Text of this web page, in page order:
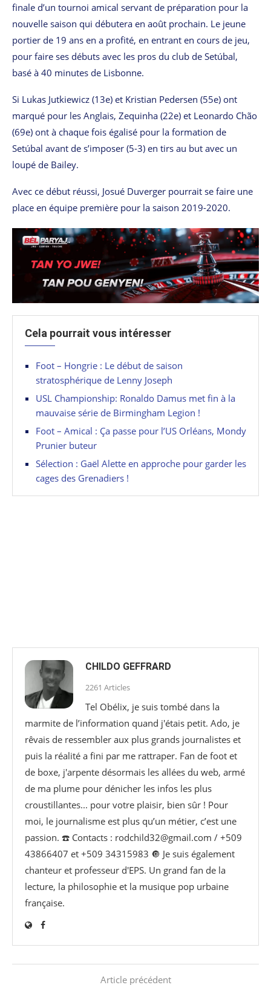
finale d’un tournoi amical servant de préparation pour la
nouvelle saison qui débutera en août prochain. Le jeune
portier de 19 ans en a profité, en entrant en cours de jeu,
pour faire ses débuts avec les pros du club de Setúbal,
basé à 40 minutes de Lisbonne.
Si Lukas Jutkiewicz (13e) et Kristian Pedersen (55e) ont
marqué pour les Anglais, Zequinha (22e) et Leonardo Chão
(69e) ont à chaque fois égalisé pour la formation de
Setúbal avant de s’imposer (5-3) en tirs au but avec un
loupé de Bailey.
Avec ce début réussi, Josué Duverger pourrait se faire une
place en équipe première pour la saison 2019-2020.
Cela pourrait vous intéresser
Foot – Hongrie : Le début de saison
stratosphérique de Lenny Joseph
USL Championship: Ronaldo Damus met fin à la
mauvaise série de Birmingham Legion !
Foot – Amical : Ça passe pour l’US Orléans, Mondy
Prunier buteur
Sélection : Gaël Alette en approche pour garder les
cages des Grenadiers !
CHILDO GEFFRARD
2261 Articles
Tel Obélix, je suis tombé dans la
marmite de l’information quand j'étais petit. Ado, je
rêvais de ressembler aux plus grands journalistes et
puis la réalité a fini par me rattraper. Fan de foot et
de boxe, j'arpente désormais les allées du web, armé
de ma plume pour dénicher les infos les plus
croustillantes... pour votre plaisir, bien sûr ! Pour
moi, le journalisme est plus qu’un métier, c’est une
passion. ☎️ Contacts : rodchild32@gmail.com / +509
43866407 et +509 34315983 🔘 Je suis également
chanteur et professeur d'EPS. Un grand fan de la
lecture, la philosophie et la musique pop urbaine
française.
Article précédent